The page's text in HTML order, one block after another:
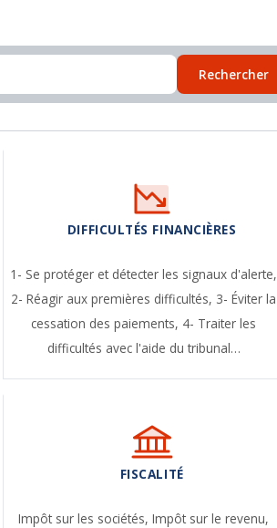
Rechercher
DIFFICULTÉS FINANCIÈRES
1- Se protéger et détecter les signaux d'alerte,
2- Réagir aux premières difficultés, 3- Éviter la
cessation des paiements, 4- Traiter les
difficultés avec l'aide du tribunal…
FISCALITÉ
Impôt sur les sociétés,Impôt sur le revenu,